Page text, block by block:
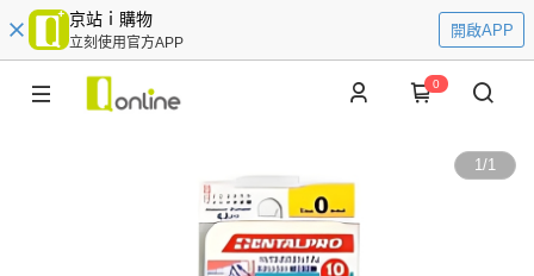
京站ｉ購物
立刻使用官方APP
開啟APP
0
1/1